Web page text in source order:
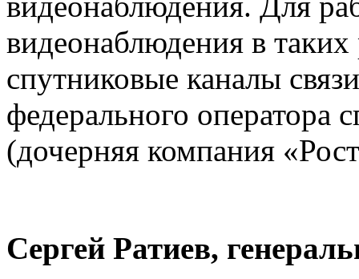
видеонаблюдения в таких
спутниковые каналы
федерального
(дочерняя компания
Сергей Ратиев,